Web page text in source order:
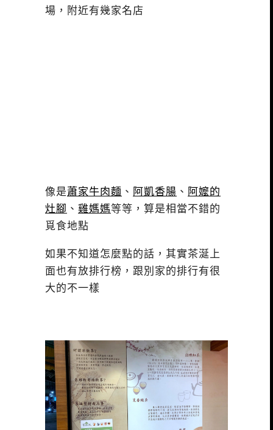
場，附近有幾家名店
像是蕭家牛肉麵 、 阿凱香腸 、 阿嬤的
灶腳 、 雞媽媽等等，算是相當不錯的
覓食地點
如果不知道怎麼點的話，其實茶涎上
面也有放排行榜，跟別家的排行有很
大的不一樣